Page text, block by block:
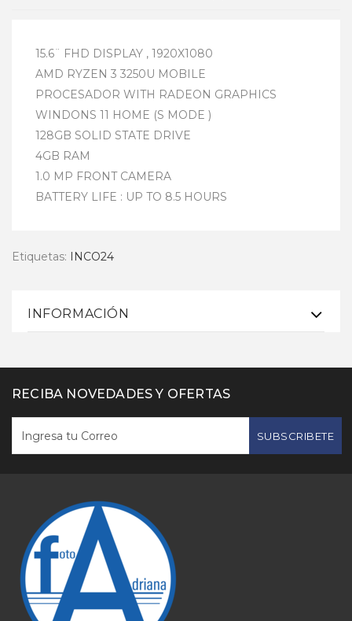
15.6¨ FHD DISPLAY , 1920X1080
AMD RYZEN 3 3250U MOBILE
PROCESADOR WITH RADEON GRAPHICS
WINDONS 11 HOME (S MODE )
128GB SOLID STATE DRIVE
4GB RAM
1.0 MP FRONT CAMERA
BATTERY LIFE : UP TO 8.5 HOURS
Etiquetas: INCO24
INFORMACIÓN
RECIBA NOVEDADES Y OFERTAS
SUBSCRIBETE